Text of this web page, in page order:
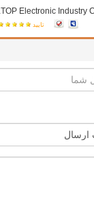
TOP Electronic Industry
تایید